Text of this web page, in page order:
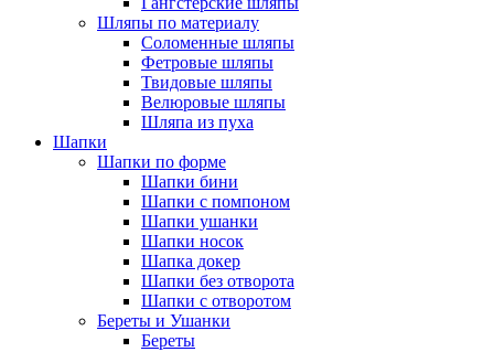
Шляпы по материалу
Соломенные шляпы
Фетровые шляпы
Твидовые шляпы
Велюровые шляпы
Шляпа из пуха
Шапки
Шапки по форме
Шапки бини
Шапки с помпоном
Шапки ушанки
Шапки носок
Шапка докер
Шапки без отворота
Шапки с отворотом
Береты и Ушанки
Береты